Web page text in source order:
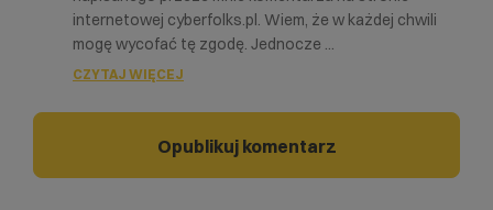
internetowej cyberfolks.pl. Wiem, że w każdej chwili
mogę wycofać tę zgodę. Jednocze ...
CZYTAJ WIĘCEJ